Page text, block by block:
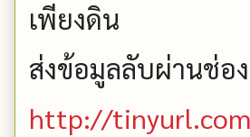
เพียงดิน
ส่งข้อมูลลับผ่านช่อ
http://